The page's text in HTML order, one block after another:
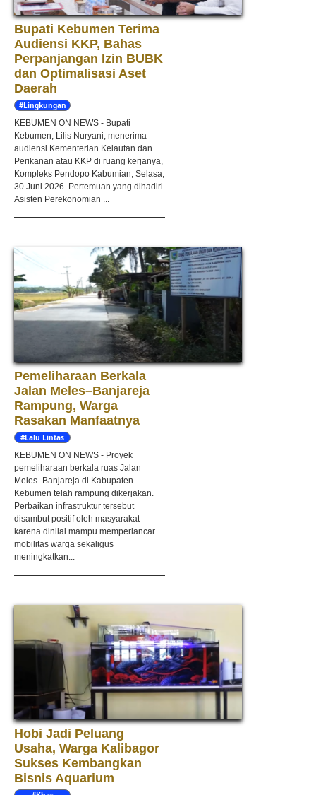
Bupati Kebumen Terima
Audiensi KKP, Bahas
Perpanjangan Izin BUBK
dan Optimalisasi Aset
Daerah
#Lingkungan
KEBUMEN ON NEWS - Bupati
Kebumen, Lilis Nuryani, menerima
audiensi Kementerian Kelautan dan
Perikanan atau KKP di ruang kerjanya,
Kompleks Pendopo Kabumian, Selasa,
30 Juni 2026. Pertemuan yang dihadiri
Asisten Perekonomian ...
Pemeliharaan Berkala
Jalan Meles–Banjareja
Rampung, Warga
Rasakan Manfaatnya
#Lalu Lintas
KEBUMEN ON NEWS - Proyek
pemeliharaan berkala ruas Jalan
Meles–Banjareja di Kabupaten
Kebumen telah rampung dikerjakan.
Perbaikan infrastruktur tersebut
disambut positif oleh masyarakat
karena dinilai mampu memperlancar
mobilitas warga sekaligus
meningkatkan...
Hobi Jadi Peluang
Usaha, Warga Kalibagor
Sukses Kembangkan
Bisnis Aquarium